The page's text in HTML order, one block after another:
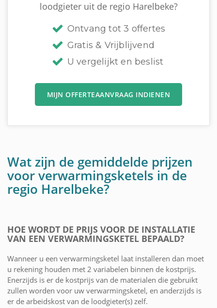
loodgieter uit de regio Harelbeke?
Ontvang tot 3 offertes
Gratis & Vrijblijvend
U vergelijkt en beslist
MIJN OFFERTEAANVRAAG INDIENEN
Wat zijn de gemiddelde prijzen
voor verwarmingsketels in de
regio Harelbeke?
HOE WORDT DE PRIJS VOOR DE INSTALLATIE
VAN EEN VERWARMINGSKETEL BEPAALD?
Wanneer u een verwarmingsketel laat installeren dan moet
u rekening houden met 2 variabelen binnen de kostprijs.
Enerzijds is er de kostprijs van de materialen die gebruikt
zullen worden voor uw verwarmingsketel, en anderzijds is
er de arbeidskost van de loodgieter(s) zelf.